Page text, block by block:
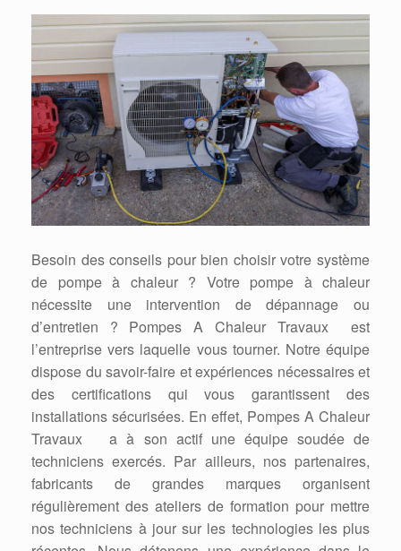
Besoin des conseils pour bien choisir votre système
de pompe à chaleur ? Votre pompe à chaleur
nécessite une intervention de dépannage ou
d’entretien ? Pompes A Chaleur Travaux est
l’entreprise vers laquelle vous tourner. Notre équipe
dispose du savoir-faire et expériences nécessaires et
des certifications qui vous garantissent des
installations sécurisées. En effet, Pompes A Chaleur
Travaux a à son actif une équipe soudée de
techniciens exercés. Par ailleurs, nos partenaires,
fabricants de grandes marques organisent
régulièrement des ateliers de formation pour mettre
nos techniciens à jour sur les technologies les plus